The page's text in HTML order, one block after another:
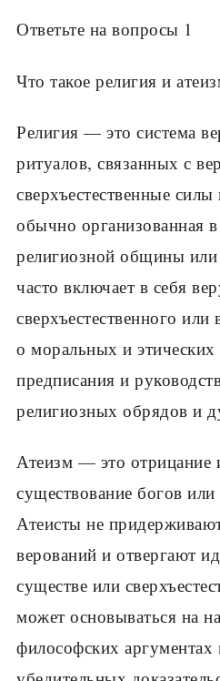
Ответьте на вопросы 1
Что такое религия и
Религия — это система
ритуалов, связанных с
сверхъестественные
обычно организованная
религиозной общины или
часто включает в себя
сверхъестественного
о моральных и
предписания и
религиозных обрядов и
Атеизм — это отрицание
существование богов
Атеисты не
верований и отвергают
существе или
может основываться на
философских аргументах